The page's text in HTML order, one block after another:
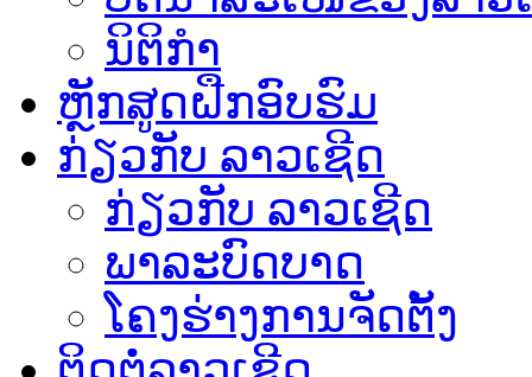
ນິຕິກຳ
ຫຼັກສູດຝືກອົບຮົມ
ກ່ຽວກັບ ລາວເຊີດ
ກ່ຽວກັບ ລາວເຊີດ
ພາລະບົດບາດ
ໂຄງຮ່າງການຈັດຕັ້ງ